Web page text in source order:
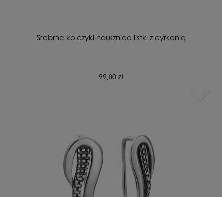
Srebrne kolczyki nausznice listki z cyrkonią
99,00 zł